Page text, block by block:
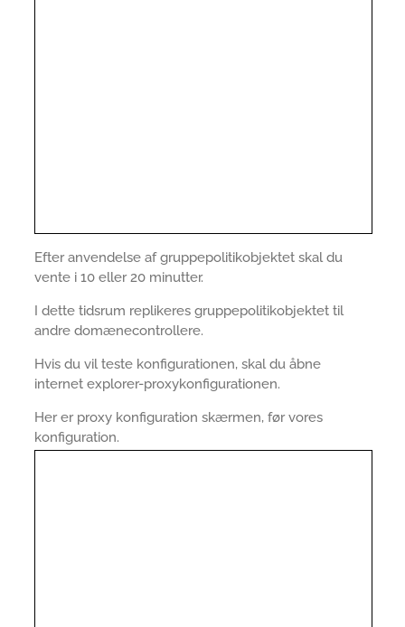
Efter anvendelse af gruppepolitikobjektet skal du
vente i 10 eller 20 minutter.
I dette tidsrum replikeres gruppepolitikobjektet til
andre domænecontrollere.
Hvis du vil teste konfigurationen, skal du åbne
internet explorer-proxykonfigurationen.
Her er proxy konfiguration skærmen, før vores
konfiguration.